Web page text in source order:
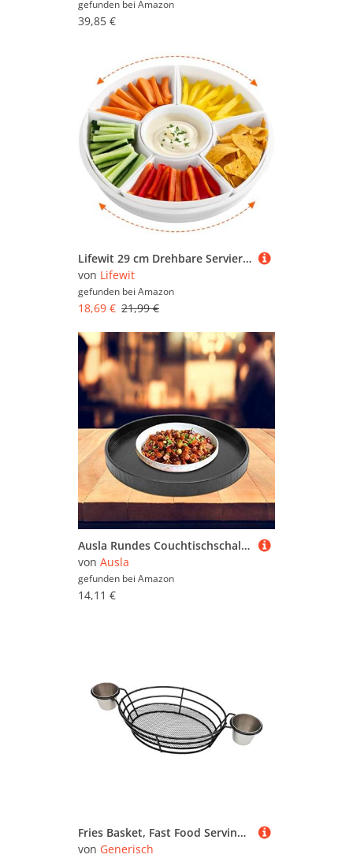
gefunden bei Amazon
39,85 €
Lifewit 29 cm Drehbare Servierplatte, 7-teiliges Kunststoff Dipschalen Set, Snackteller mit Fächern, Geteiltes Snackschale für Snacks/Dips/Vorspeisen/Obst/Nüsse, Kombinierbarer Servierteller für Party
von Lifewit
gefunden bei Amazon
18,69 € 21,99 €
Ausla Rundes Couchtischschale, Hölzerne Schwarze Tablett mit Glatte Oberfläche, 24 X 24 cm Servierschale für den Gebrauch von Heim und Büro (24cm)
von Ausla
gefunden bei Amazon
14,11 €
Fries Basket, Fast Food Serving Tray, Iron Wire Holder, Double Dipping Bowl Design, Ideal for Party or Restaurant Table Use, 14.57 Inches Black Silver Color, 3 Pieces
von Generisch